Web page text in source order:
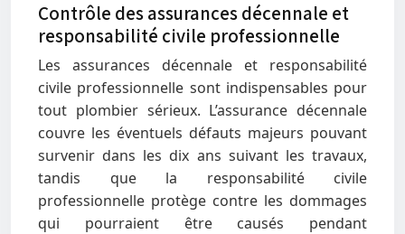
Contrôle des assurances décennale et
responsabilité civile professionnelle
Les assurances décennale et responsabilité
civile professionnelle sont indispensables pour
tout plombier sérieux. L’assurance décennale
couvre les éventuels défauts majeurs pouvant
survenir dans les dix ans suivant les travaux,
tandis que la responsabilité civile
professionnelle protège contre les dommages
qui pourraient être causés pendant